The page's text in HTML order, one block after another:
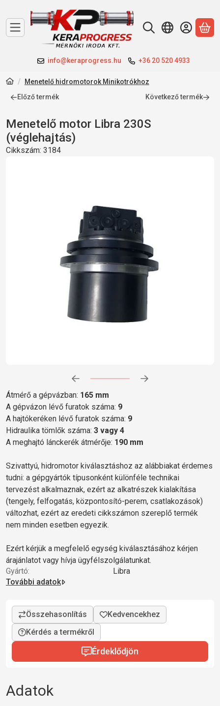
info@keraprogress.hu +36 20 520 4933
A
Menetelő hidromotorok Minikotrókhoz
Előző termék
Következő termék
Menetelő motor Libra 230S
(véglehajtás)
Cikkszám: 3184
Átmérő a gépvázban: 165 mm
A gépvázon lévő furatok száma: 9
A hajtókeréken lévő furatok száma: 9
Hidraulika tömlők száma: 3 vagy 4
A meghajtó lánckerék átmérője: 190 mm
Szivattyú, hidromotor kiválasztáshoz az alábbiakat érdemes
tudni: a gépgyártók típusonként különféle technikai
tervezést alkalmaznak, ezért az alkatrészek kialakítása
(tengely, felfogatás, központosító-perem, csatlakozások)
változhat, ezért az eredeti cikkszámon szereplő termék
nem minden esetben egyezik.
Ezért kérjük a megfelelő egység kiválasztásához kérjen
árajánlatot vagy hívja ügyfélszolgálatunkat.
Gyártó:
Libra
További adatok
Kérdés a termékről
Érdeklődjön
Adatok